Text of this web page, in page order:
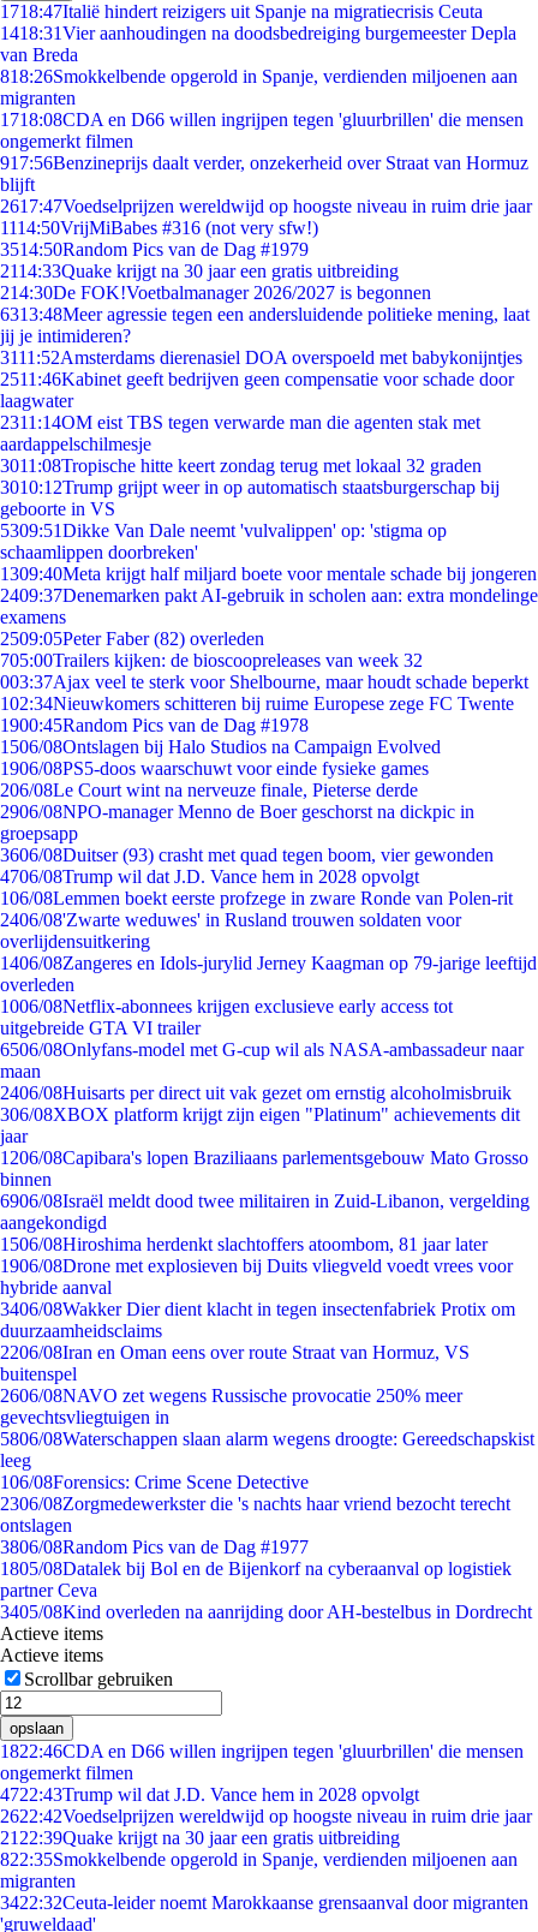
1718:47Italië hindert reizigers uit Spanje na migratiecrisis Ceuta
1418:31Vier aanhoudingen na doodsbedreiging burgemeester Depla
van Breda
818:26Smokkelbende opgerold in Spanje, verdienden miljoenen aan
migranten
1718:08CDA en D66 willen ingrijpen tegen 'gluurbrillen' die mensen
ongemerkt filmen
917:56Benzineprijs daalt verder, onzekerheid over Straat van Hormuz
blijft
2617:47Voedselprijzen wereldwijd op hoogste niveau in ruim drie jaar
1114:50VrijMiBabes #316 (not very sfw!)
3514:50Random Pics van de Dag #1979
2114:33Quake krijgt na 30 jaar een gratis uitbreiding
214:30De FOK!Voetbalmanager 2026/2027 is begonnen
6313:48Meer agressie tegen een andersluidende politieke mening, laat
jij je intimideren?
3111:52Amsterdams dierenasiel DOA overspoeld met babykonijntjes
2511:46Kabinet geeft bedrijven geen compensatie voor schade door
laagwater
2311:14OM eist TBS tegen verwarde man die agenten stak met
aardappelschilmesje
3011:08Tropische hitte keert zondag terug met lokaal 32 graden
3010:12Trump grijpt weer in op automatisch staatsburgerschap bij
geboorte in VS
5309:51Dikke Van Dale neemt 'vulvalippen' op: 'stigma op
schaamlippen doorbreken'
1309:40Meta krijgt half miljard boete voor mentale schade bij jongeren
2409:37Denemarken pakt AI-gebruik in scholen aan: extra mondelinge
examens
2509:05Peter Faber (82) overleden
705:00Trailers kijken: de bioscoopreleases van week 32
003:37Ajax veel te sterk voor Shelbourne, maar houdt schade beperkt
102:34Nieuwkomers schitteren bij ruime Europese zege FC Twente
1900:45Random Pics van de Dag #1978
1506/08Ontslagen bij Halo Studios na Campaign Evolved
1906/08PS5-doos waarschuwt voor einde fysieke games
206/08Le Court wint na nerveuze finale, Pieterse derde
2906/08NPO-manager Menno de Boer geschorst na dickpic in
groepsapp
3606/08Duitser (93) crasht met quad tegen boom, vier gewonden
4706/08Trump wil dat J.D. Vance hem in 2028 opvolgt
106/08Lemmen boekt eerste profzege in zware Ronde van Polen-rit
2406/08'Zwarte weduwes' in Rusland trouwen soldaten voor
overlijdensuitkering
1406/08Zangeres en Idols-jurylid Jerney Kaagman op 79-jarige leeftijd
overleden
1006/08Netflix-abonnees krijgen exclusieve early access tot
uitgebreide GTA VI trailer
6506/08Onlyfans-model met G-cup wil als NASA-ambassadeur naar
maan
2406/08Huisarts per direct uit vak gezet om ernstig alcoholmisbruik
306/08XBOX platform krijgt zijn eigen "Platinum" achievements dit
jaar
1206/08Capibara's lopen Braziliaans parlementsgebouw Mato Grosso
binnen
6906/08Israël meldt dood twee militairen in Zuid-Libanon, vergelding
aangekondigd
1506/08Hiroshima herdenkt slachtoffers atoombom, 81 jaar later
1906/08Drone met explosieven bij Duits vliegveld voedt vrees voor
hybride aanval
3406/08Wakker Dier dient klacht in tegen insectenfabriek Protix om
duurzaamheidsclaims
2206/08Iran en Oman eens over route Straat van Hormuz, VS
buitenspel
2606/08NAVO zet wegens Russische provocatie 250% meer
gevechtsvliegtuigen in
5806/08Waterschappen slaan alarm wegens droogte: Gereedschapskist
leeg
106/08Forensics: Crime Scene Detective
2306/08Zorgmedewerkster die 's nachts haar vriend bezocht terecht
ontslagen
3806/08Random Pics van de Dag #1977
1805/08Datalek bij Bol en de Bijenkorf na cyberaanval op logistiek
partner Ceva
3405/08Kind overleden na aanrijding door AH-bestelbus in Dordrecht
Actieve items
Actieve items
Scrollbar gebruiken
opslaan
1822:46CDA en D66 willen ingrijpen tegen 'gluurbrillen' die mensen
ongemerkt filmen
4722:43Trump wil dat J.D. Vance hem in 2028 opvolgt
2622:42Voedselprijzen wereldwijd op hoogste niveau in ruim drie jaar
21 22:39Quake krijgt na 30 jaar een gratis uitbreiding
822:35Smokkelbende opgerold in Spanje, verdienden miljoenen aan
migranten
3422:32Ceuta-leider noemt Marokkaanse grensaanval door migranten
'gruweldaad'